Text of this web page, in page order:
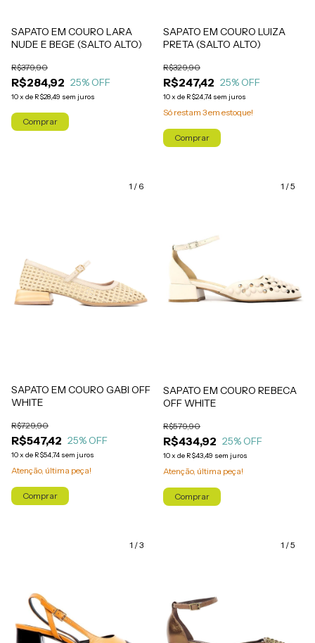
SAPATO EM COURO LARA
NUDE E BEGE (SALTO ALTO)
R$284,92
R$379,90
25% OFF
10x de R$28,49 sem juros
Comprar
SAPATO EM COURO LUIZA
PRETA (SALTO ALTO)
R$247,42
R$329,90
25% OFF
10x de R$24,74 sem juros
Só restam 3em estoque!
Comprar
1 / 6
SAPATO EM COURO GABI OFF
WHITE
R$547,42
R$729,90
25% OFF
10x de R$54,74 sem juros
Atenção, última peça!
Comprar
1 /5
SAPATO EM COURO REBECA
OFF WHITE
R$434,92
R$579,90
25% OFF
10x de R$43,49 sem juros
Atenção, última peça!
Comprar
1 /3 1 /5